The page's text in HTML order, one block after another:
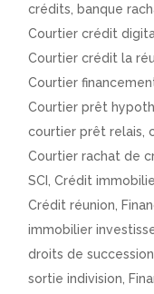
crédits
banque
Courtier crédit
Courtier crédit la
Courtier
Courtier prêt
courtier prêt relais ,
Courtier rachat de
SCI
,Crédit
Crédit réunion
immobilier
droits de succession
sortie indivision